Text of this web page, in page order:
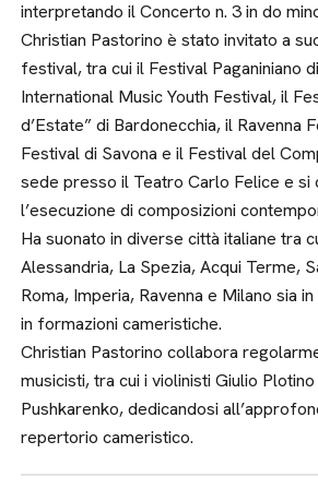
interpretando il Concerto n. 3 in do
Christian Pastorino è stato invitato a
festival, tra cui il Festival Paganiniano
International Music Youth Festival, il
d’Estate” di Bardonecchia, il Ravenna
Festival di Savona e il Festival del
sede presso il Teatro Carlo Felice e si
l’esecuzione di composizioni
Ha suonato in diverse città italiane tra
Alessandria, La Spezia, Acqui Terme,
Roma, Imperia, Ravenna e Milano sia
in formazioni cameristiche.
Christian Pastorino collabora
musicisti, tra cui i violinisti Giulio
Pushkarenko, dedicandosi
repertorio cameristico.